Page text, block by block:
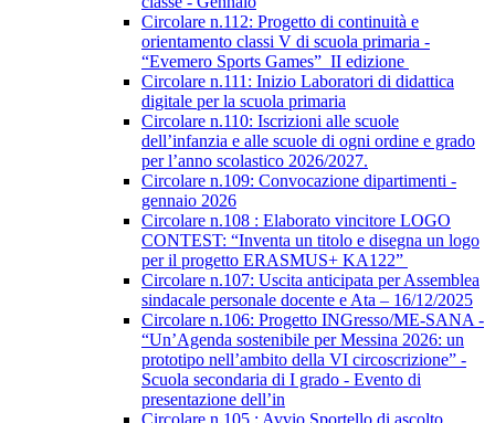
Circolare n.112: Progetto di continuità e
orientamento classi V di scuola primaria -
“Evemero Sports Games” II edizione
Circolare n.111: Inizio Laboratori di didattica
digitale per la scuola primaria
Circolare n.110: Iscrizioni alle scuole
dell’infanzia e alle scuole di ogni ordine e grado
per l’anno scolastico 2026/2027.
Circolare n.109: Convocazione dipartimenti -
gennaio 2026
Circolare n.108 : Elaborato vincitore LOGO
CONTEST: “Inventa un titolo e disegna un logo
per il progetto ERASMUS+ KA122”
Circolare n.107: Uscita anticipata per Assemblea
sindacale personale docente e Ata – 16/12/2025
Circolare n.106: Progetto INGresso/ME-SANA -
“Un’Agenda sostenibile per Messina 2026: un
prototipo nell’ambito della VI circoscrizione” -
Scuola secondaria di I grado - Evento di
presentazione dell’in